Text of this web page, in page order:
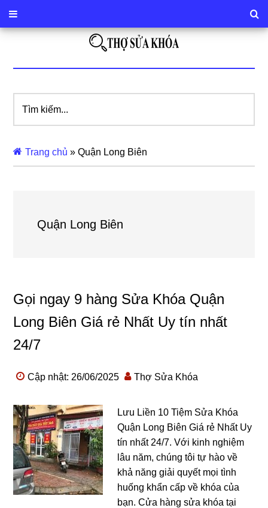
kiếm...
Trang chủ »Quận Long Biên
Quận Long Biên
Gọi ngay 9 hàng Sửa Khóa Quận
Long Biên Giá rẻ Nhất Uy tín nhất
24/7
Cập nhật: 26/06/2025 Thợ Sửa Khóa
Lưu Liền 10 Tiệm Sửa Khóa
Quận Long Biên Giá rẻ Nhất Uy
tín nhất 24/7. Với kinh nghiệm
lâu năm, chúng tôi tự hào về
khả năng giải quyết mọi tình
huống khẩn cấp về khóa của
bạn. Cửa hàng sửa khóa tại